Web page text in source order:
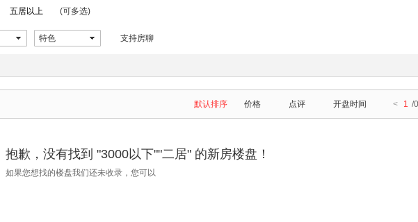
五居以上 (可多选)
特色 支持房聊
默认排序 价格 点评 开盘时间 < 1 /0
抱歉，没有找到 "3000以下""二居" 的新房楼盘！
如果您想找的楼盘我们还未收录，您可以